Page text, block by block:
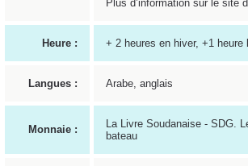
Plus d’information sur le site
Heure : + 2 heures en hiver, +1 heure
Langues : Arabe, anglais
Monnaie :
La Livre Soudanaise - SDG.
bateau